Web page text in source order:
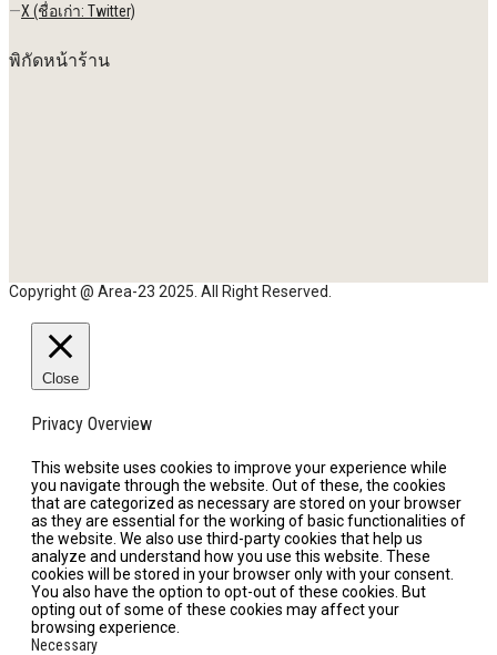
—X (ชื่อเก่า: Twitter)
พิกัดหน้าร้าน
Copyright @ Area-23 2025. All Right Reserved.
Close
Privacy Overview
This website uses cookies to improve your experience while
you navigate through the website. Out of these, the cookies
that are categorized as necessary are stored on your browser
as they are essential for the working of basic functionalities of
the website. We also use third-party cookies that help us
analyze and understand how you use this website. These
cookies will be stored in your browser only with your consent.
You also have the option to opt-out of these cookies. But
opting out of some of these cookies may affect your
browsing experience.
Necessary